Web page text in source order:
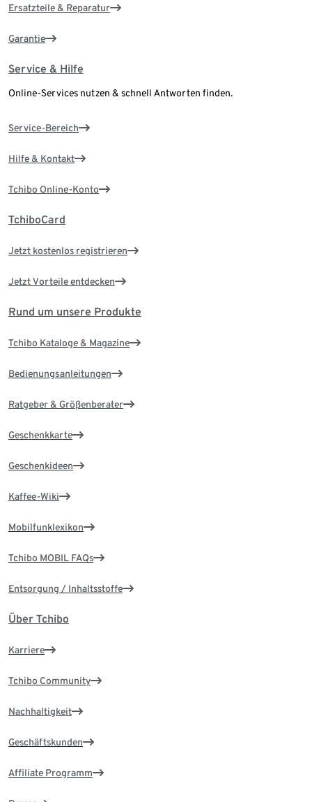
Ersatzteile & Reparatur
Garantie
Service & Hilfe
Online-Services nutzen & schnell Antworten finden.
Service-Bereich
Hilfe & Kontakt
Tchibo Online-Konto
TchiboCard
Jetzt kostenlos registrieren
Jetzt Vorteile entdecken
Rund um unsere Produkte
Tchibo Kataloge & Magazine
Bedienungsanleitungen
Ratgeber & Größenberater
Geschenkkarte
Geschenkideen
Kaffee-Wiki
Mobilfunklexikon
Tchibo MOBIL FAQs
Entsorgung / Inhaltsstoffe
Über Tchibo
Karriere
Tchibo Community
Nachhaltigkeit
Geschäftskunden
Affiliate Programm